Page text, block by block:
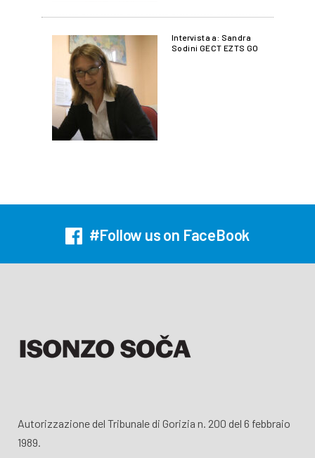
Intervista a: Sandra
Sodini GECT EZTS GO
#Follow us on FaceBook
Autorizzazione del Tribunale di Gorizia n. 200 del 6 febbraio
1989.